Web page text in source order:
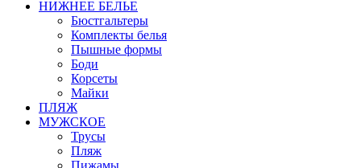
НИЖНЕЕ БЕЛЬЕ
Бюстгальтеры
Комплекты белья
Пышные формы
Боди
Корсеты
Майки
ПЛЯЖ
МУЖСКОЕ
Трусы
Пляж
Пижамы